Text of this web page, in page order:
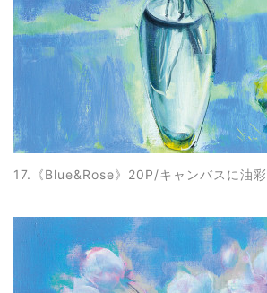
17.《Blue&Rose》20P/キャンバスに油彩